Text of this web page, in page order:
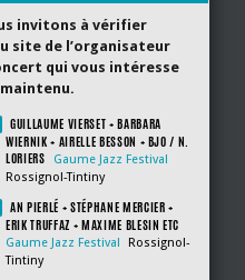
invitons à vérifier
site de l’organisateur
qui vous intéresse
GUILLAUME VIERSET + BARBARA
WIERNIK + AIRELLE BESSON + BJO / N.
LORIERS
Gaume Jazz Festival
Rossignol-Tintiny
AN PIERLÉ + STÉPHANE MERCIER +
ERIK TRUFFAZ + MAXIME BLESIN ETC
Gaume Jazz Festival
Rossignol-
Tintiny